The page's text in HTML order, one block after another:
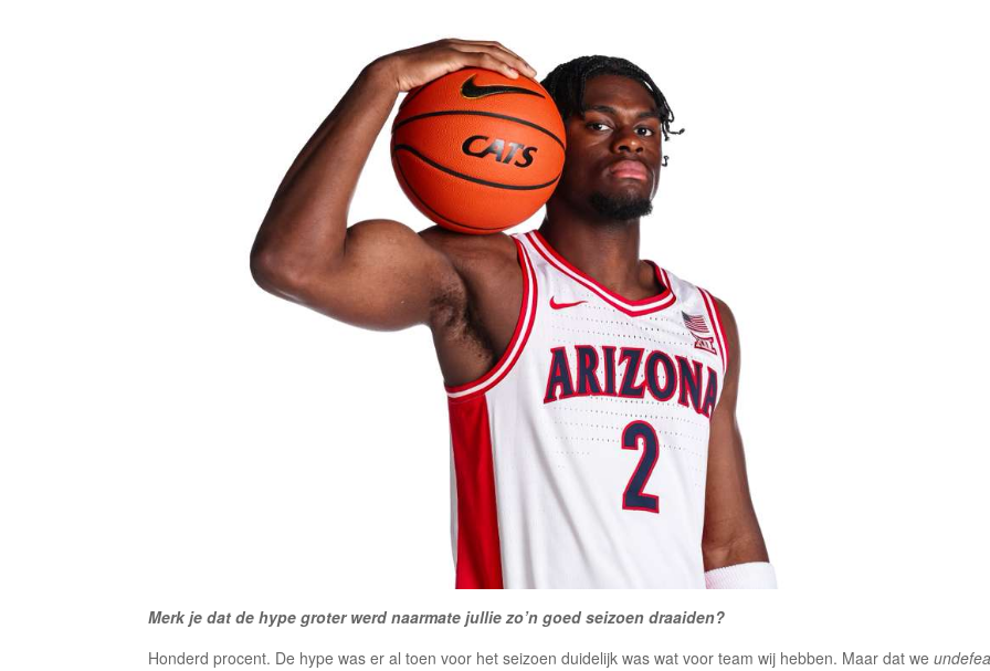
Merk je dat de hype groter werd naarmate jullie zo’n goed seizoen draaiden?
Honderd procent. De hype was er al toen voor het seizoen duidelijk was wat voor team wij hebben. Maar dat we